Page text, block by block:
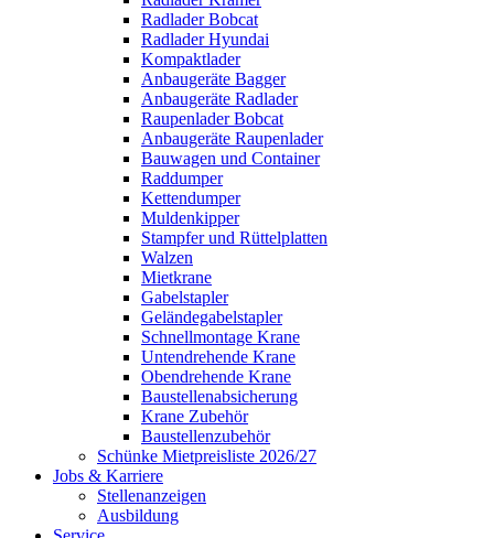
Radlader Bobcat
Radlader Hyundai
Kompaktlader
Anbaugeräte Bagger
Anbaugeräte Radlader
Raupenlader Bobcat
Anbaugeräte Raupenlader
Bauwagen und Container
Raddumper
Kettendumper
Muldenkipper
Stampfer und Rüttelplatten
Walzen
Mietkrane
Gabelstapler
Geländegabelstapler
Schnellmontage Krane
Untendrehende Krane
Obendrehende Krane
Baustellenabsicherung
Krane Zubehör
Baustellenzubehör
Schünke Mietpreisliste 2026/27
Jobs & Karriere
Stellenanzeigen
Ausbildung